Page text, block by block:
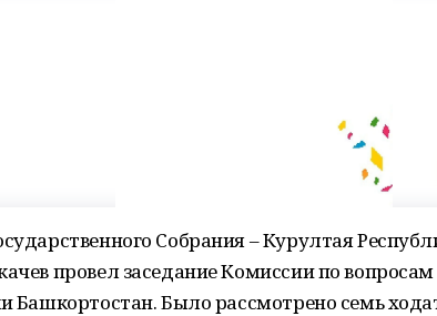
Собрания – Курултая
провел заседание Комиссии по
Башкортостан. Было рассмотрено семь